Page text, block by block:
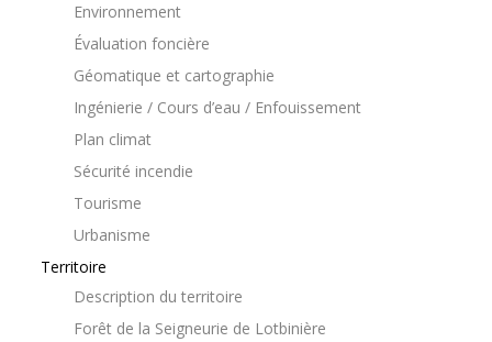
Environnement
Évaluation foncière
Géomatique et cartographie
Ingénierie / Cours d’eau / Enfouissement
Plan climat
Sécurité incendie
Tourisme
Urbanisme
Territoire
Description du territoire
Forêt de la Seigneurie de Lotbinière